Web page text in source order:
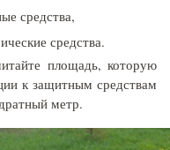
средства,
средства.
площадь, которую
к защитным средствам
метр.